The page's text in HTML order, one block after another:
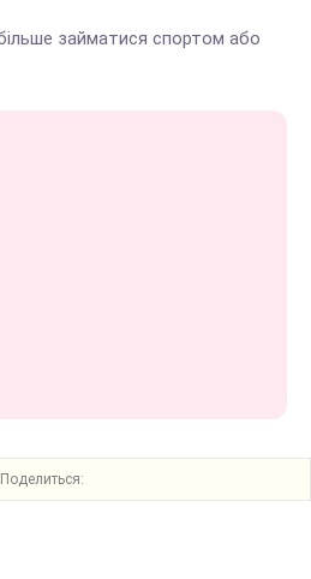
займатися спортом або
Поделиться: